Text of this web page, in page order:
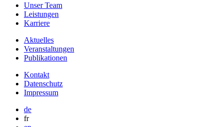
Unser Team
Leistungen
Karriere
Aktuelles
Veranstaltungen
Publikationen
Kontakt
Datenschutz
Impressum
de
fr